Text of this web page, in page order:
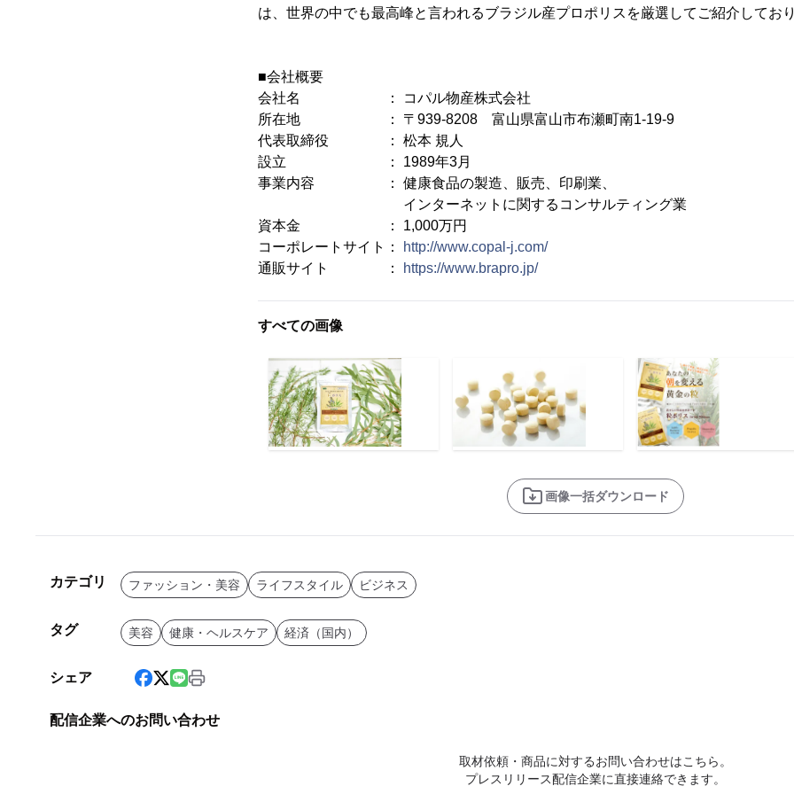
は、世界の中でも最高峰と言われるブラジル産プロポリスを厳選してご紹介してお
■会社概要
会社名 ： コパル物産株式会社
所在地 ： 〒939-8208 富山県富山市布瀬町南1-19-9
代表取締役 ： 松本 規人
設立 ： 1989年3月
事業内容 ： 健康食品の製造、販売、印刷業、
インターネットに関するコンサルティング業
資本金 ： 1,000万円
コーポレートサイト：
http://www.copal-j.com/
通販サイト ：
https://www.brapro.jp/
すべての画像
画像一括ダウンロード
カテゴリ ファッション・美容 ライフスタイル ビジネス
タグ 美容 健康・ヘルスケア 経済（国内）
シェア
配信企業へのお問い合わせ
取材依頼・商品に対するお問い合わせはこちら。
プレスリリース配信企業に直接連絡できます。